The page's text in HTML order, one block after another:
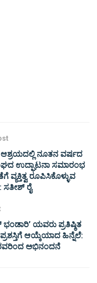
ನೂತನ ವರ್ಷದ
ಉದ್ಘಾಟನಾ ಸಮಾರಂಭ
ವ್ಯಕ್ತಿತ್ವ ರೂಪಿಸಿಕೊಳ್ಳುವ
ರೈ
ಭಂಡಾರಿ’ ಯವರು ಪ್ರತಿಷ್ಠಿತ
ಆಯ್ಕೆಯಾದ ಹಿನ್ನೆಲೆ:
ಅಭಿನಂದನೆ